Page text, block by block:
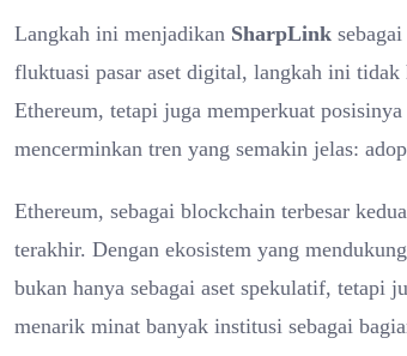
Langkah ini menjadikan SharpLink
fluktuasi pasar aset digital, langkah ini tidak
Ethereum, tetapi juga memperkuat
mencerminkan tren yang semakin jelas:
Ethereum, sebagai blockchain terbesar
terakhir. Dengan ekosistem yang
bukan hanya sebagai aset spekulatif, tetapi
menarik minat banyak institusi sebagai